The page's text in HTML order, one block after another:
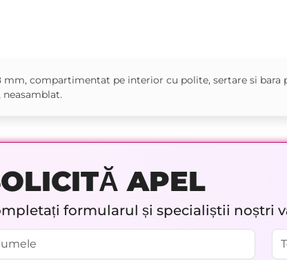
compartimentat pe interior cu polite, sertare si bara
APEL
formularul și specialiștii noștri